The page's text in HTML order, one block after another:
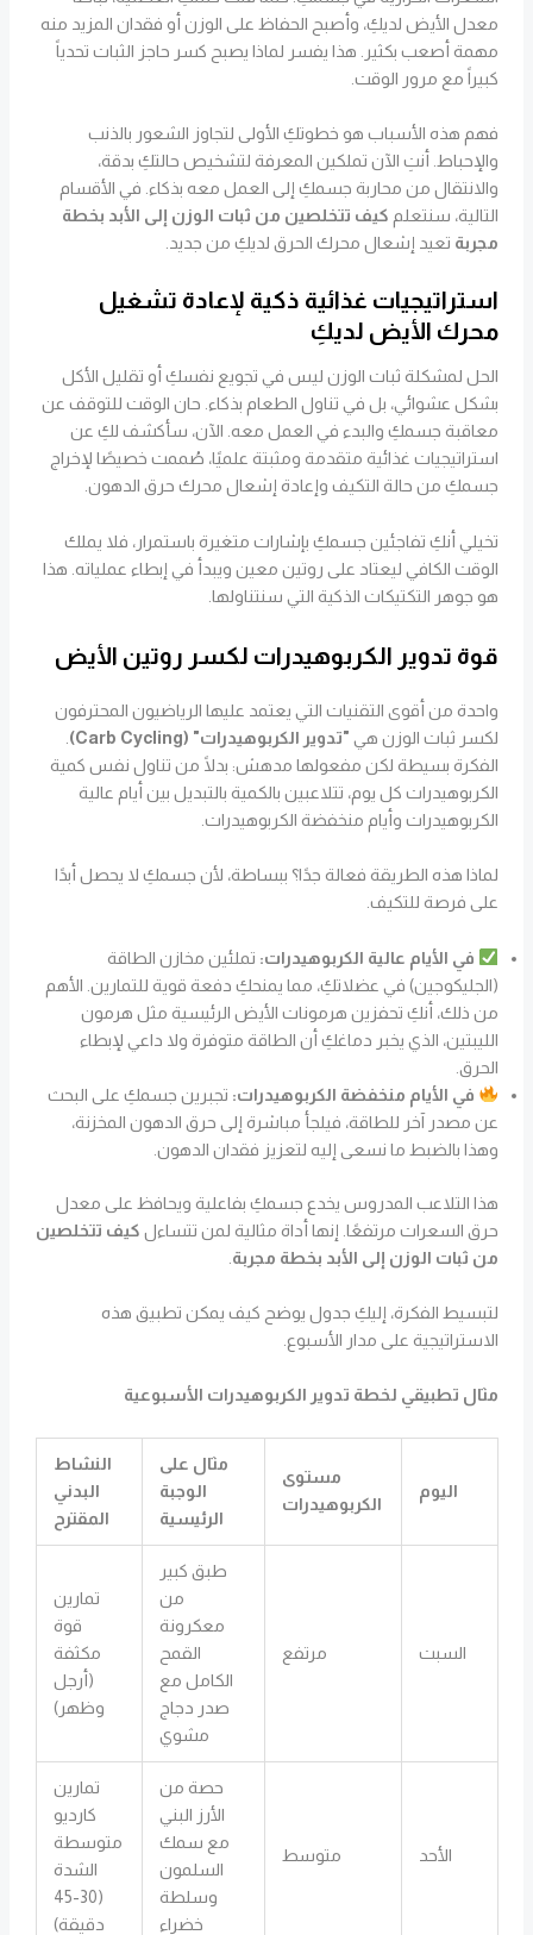
معدل الأيض لديكِ، وأصبح الحفاظ على الوزن أو فقدان المزيد منه
مهمة أصعب بكثير. هذا يفسر لماذا يصبح كسر حاجز الثبات تحدياً
كبيراً مع مرور الوقت.
فهم هذه الأسباب هو خطوتكِ الأولى لتجاوز الشعور بالذنب
والإحباط. أنتِ الآن تملكين المعرفة لتشخيص حالتكِ بدقة،
والانتقال من محاربة جسمكِ إلى العمل معه بذكاء. في الأقسام
التالية، سنتعلم كيف تتخلصين من ثبات الوزن إلى الأبد بخطة
مجربة تعيد إشعال محرك الحرق لديكِ من جديد.
استراتيجيات غذائية ذكية لإعادة تشغيل
محرك الأيض لديكِ
الحل لمشكلة ثبات الوزن ليس في تجويع نفسكِ أو تقليل الأكل
بشكل عشوائي، بل في تناول الطعام بذكاء. حان الوقت للتوقف عن
معاقبة جسمكِ والبدء في العمل معه. الآن، سأكشف لكِ عن
استراتيجيات غذائية متقدمة ومثبتة علميًا، صُممت خصيصًا لإخراج
جسمكِ من حالة التكيف وإعادة إشعال محرك حرق الدهون.
تخيلي أنكِ تفاجئين جسمكِ بإشارات متغيرة باستمرار، فلا يملك
الوقت الكافي ليعتاد على روتين معين ويبدأ في إبطاء عملياته. هذا
هو جوهر التكتيكات الذكية التي سنتناولها.
قوة تدوير الكربوهيدرات لكسر روتين الأيض
واحدة من أقوى التقنيات التي يعتمد عليها الرياضيون المحترفون
لكسر ثبات الوزن هي "تدوير الكربوهيدرات" (Carb Cycling)
الفكرة بسيطة لكن مفعولها مدهش: بدلًا من تناول نفس كمية
الكربوهيدرات كل يوم، تتلاعبين بالكمية بالتبديل بين أيام عالية
الكربوهيدرات وأيام منخفضة الكربوهيدرات.
لماذا هذه الطريقة فعالة جدًا؟ ببساطة، لأن جسمكِ لا يحصل أبدًا
على فرصة للتكيف.
في الأيام عالية الكربوهيدرات: تملئين مخازن الطاقة
(الجليكوجين) في عضلاتكِ، مما يمنحكِ دفعة قوية للتمارين. الأهم
من ذلك، أنكِ تحفزين هرمونات الأيض الرئيسية مثل هرمون
الليبتين، الذي يخبر دماغكِ أن الطاقة متوفرة ولا داعي لإبطاء
الحرق.
في الأيام منخفضة الكربوهيدرات: تجبرين جسمكِ على البحث
عن مصدر آخر للطاقة، فيلجأ مباشرة إلى حرق الدهون المخزنة،
وهذا بالضبط ما نسعى إليه لتعزيز فقدان الدهون.
هذا التلاعب المدروس يخدع جسمكِ بفاعلية ويحافظ على معدل
حرق السعرات مرتفعًا. إنها أداة مثالية لمن تتساءل كيف تتخلصين
من ثبات الوزن إلى الأبد بخطة مجربة
لتبسيط الفكرة، إليكِ جدول يوضح كيف يمكن تطبيق هذه
الاستراتيجية على مدار الأسبوع.
مثال تطبيقي لخطة تدوير الكربوهيدرات الأسبوعية
اليوم
مستوى
الكربوهيدرات
مثال على
الوجبة
الرئيسية
النشاط
البدني
المقترح
السبت مرتفع
طبق كبير
من
معكرونة
القمح
الكامل مع
صدر دجاج
مشوي
تمارين
قوة
مكثفة
(أرجل
وظهر)
الأحد متوسط
حصة من
الأرز البني
مع سمك
السلمون
وسلطة
خضراء
تمارين
كارديو
متوسطة
الشدة
(30-45
دقيقة)